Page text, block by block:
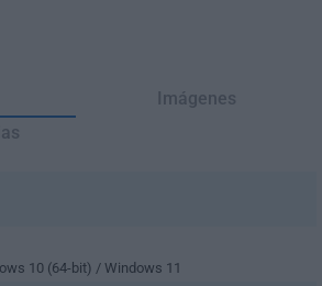
Imágenes
10 (64-bit) / Windows 11